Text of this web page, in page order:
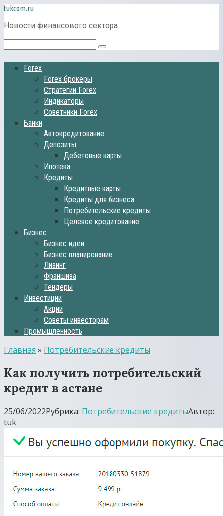
Перейти
к
контенту
tukcom.ru
Новости финансового сектора
Поиск:
Forex
Forex брокеры
Стратегии Forex
Индикаторы
Советники Forex
Банки
Автокредитование
Депозиты
Дебетовые карты
Ипотека
Кредиты
Кредитные карты
Кредиты для бизнеса
Потребительские кредиты
Целевое кредитование
Бизнес
Бизнес идеи
Бизнес планирование
Лизинг
Франшиза
Тендеры
Инвестиции
Акции
Советы инвесторам
Промышленность
Главная » Потребительские кредиты
Как получить потребительский
кредит в астане
25/06/2022Рубрика: Потребительские кредитыАвтор:
tuk